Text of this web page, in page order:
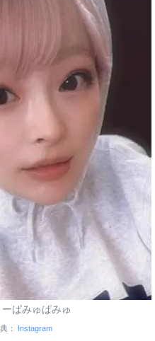
ぱみゅぱみゅ
： Instagram